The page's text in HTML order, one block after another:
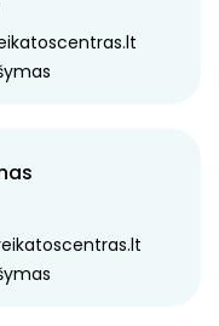
IR DIENOS
SKYRIUS